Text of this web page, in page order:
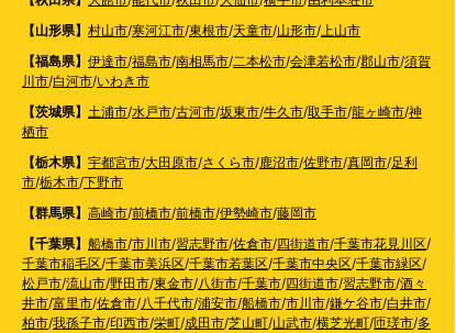
【山形県】 村山市/寒河江市/東根市/天童市/山形市/上山市
【福島県】 伊達市/福島市/南相馬市/二本松市/会津若松市/郡山市/須賀
川市/白河市/いわき市
【茨城県】 土浦市/水戸市/古河市/坂東市/牛久市/取手市/龍ヶ崎市/神
栖市
【栃木県】 宇都宮市/大田原市/さくら市/鹿沼市/佐野市/真岡市/足利
市/栃木市/下野市
【群馬県】 高崎市/前橋市/前橋市/伊勢崎市/藤岡市
【千葉県】 船橋市/市川市/習志野市/佐倉市/四街道市/千葉市花見川区/
千葉市稲毛区/千葉市美浜区/千葉市若葉区/千葉市中央区/千葉市緑区/
松戸市/流山市/野田市/東金市/八街市/千葉市/四街道市/習志野市/酒々
井市/富里市/佐倉市/八千代市/浦安市/船橋市/市川市/鎌ケ谷市/白井市/
柏市/我孫子市/印西市/栄町/成田市/芝山町/山武市/横芝光町/匝瑳市/多